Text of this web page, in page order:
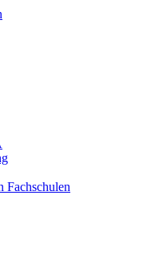
Fachschulen